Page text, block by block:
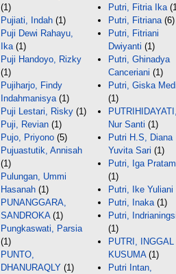
(1)
Pujiati, Indah (1)
Puji Dewi Rahayu,
Ika (1)
Puji Handoyo, Rizky
(1)
Pujiharjo, Findy
Indahmanisya (1)
Puji Lestari, Risky (1)
Puji, Revian (1)
Pujo, Priyono (5)
Pujuastutik, Annisah
(1)
Pulungan, Ummi
Hasanah (1)
PUNANGGARA,
SANDROKA(1)
Pungkaswati, Parsia
(1)
PUNTO,
DHANURAQLY (1)
Putri, Fitria Ika
Putri, Fitriana (6)
Putri, Fitriani
Dwiyanti (1)
Putri, Ghinadya
Canceriani (1)
Putri, Giska
(1)
Nur Santi (1)
Putri H.S, Diana
Yuvita Sari (1)
Putri, Iga
(1)
Putri, Ike Yuliani
Putri, Inaka (1)
Putri,
(1)
PUTRI, INGGAL
KUSUMA(1)
Putri Intan,